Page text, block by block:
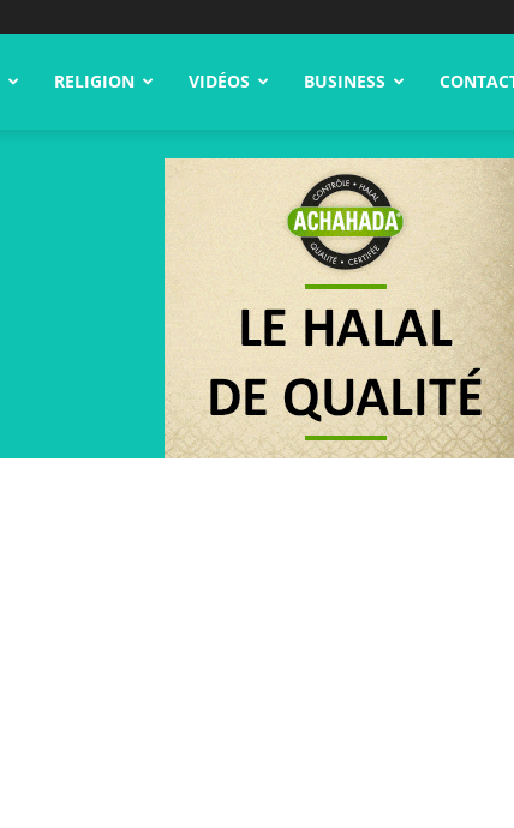
RELIGION VIDÉOS BUSINESS